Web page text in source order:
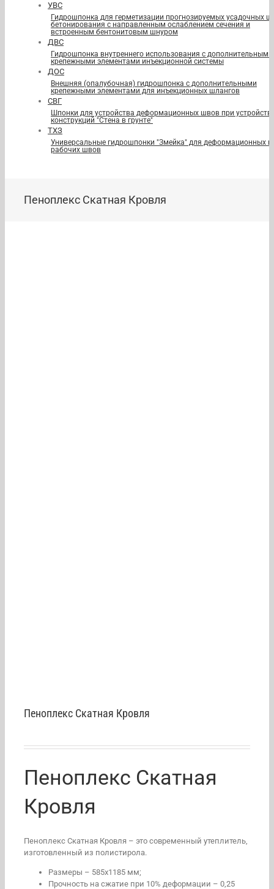
УВС
Гидрошпонка для герметизации прогнозируемых усадочных
бетонирования с направленным ослаблением сечения и
встроенным бентонитовым шнуром
ДВС
Гидрошпонка внутреннего использования с дополнительными
крепежными элементами инъекционной системы
ДОС
Внешняя (опалубочная) гидрошпонка с дополнительными
крепежными элементами для инъекционных шлангов
СВГ
Шпонки для устройства деформационных швов при
конструкций "Стена в грунте"
ТХЗ
Универсальные гидрошпонки "Змейка" для деформационных и
рабочих швов
Пеноплекс Скатная Кровля
Пеноплекс Скатная Кровля
Пеноплекс Скатная
Кровля
Пеноплекс Скатная Кровля – это современный утеплитель,
изготовленный из полистирола.
Размеры – 585х1185 мм;
Прочность на сжатие при 10% деформации – 0,25